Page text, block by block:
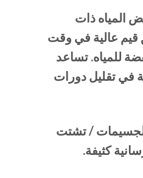
المياه ذات
قيم عالية في وقت
للمياه. تساعد
في تقليل دورات
/ تشتت
كثيفة.